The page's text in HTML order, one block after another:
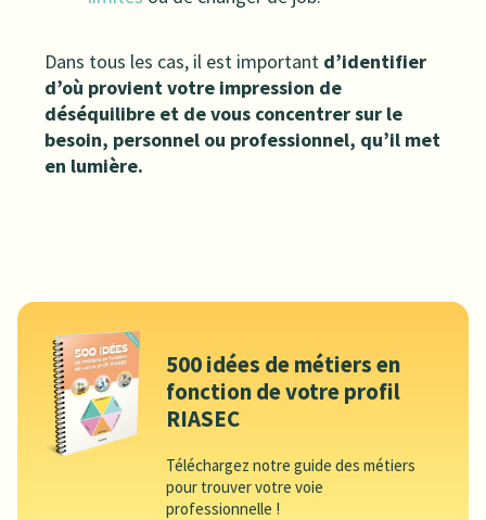
Dans tous les cas, il est important d’identifier
d’où provient votre impression de
déséquilibre et de vous concentrer sur le
besoin, personnel ou professionnel, qu’il met
en lumière.
500 idées de métiers en
fonction de votre profil
RIASEC
Téléchargez notre guide des métiers
pour trouver votre voie
professionnelle !